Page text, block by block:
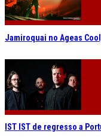
Jamiroquai no Ageas
IST IST de regresso a